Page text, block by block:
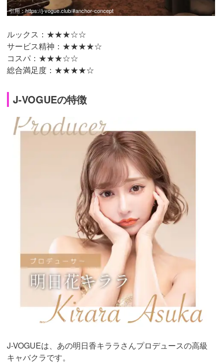
引用：https://j-vogue.club/#anchor-concept
ルックス：★★★☆☆
サービス精神：★★★★☆
コスパ：★★★☆☆
総合満足度：★★★★☆
J-VOGUEの特徴
https://j-vogue.club/#anchor-concept
J-VOGUEは、あの明日香キララさんプロデュースの高級
キャバクラです。